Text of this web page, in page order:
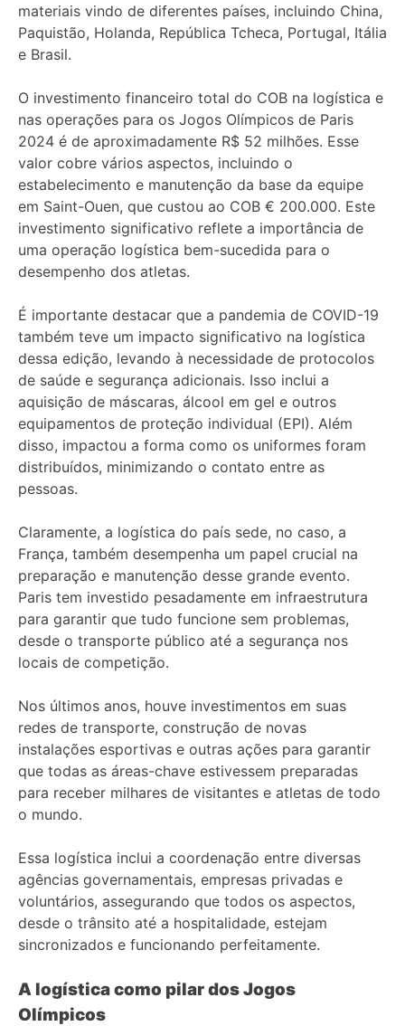
materiais vindo de diferentes países, incluindo China,
Paquistão, Holanda, República Tcheca, Portugal, Itália
e Brasil.
O investimento financeiro total do COB na logística e
nas operações para os Jogos Olímpicos de Paris
2024 é de aproximadamente R$ 52 milhões. Esse
valor cobre vários aspectos, incluindo o
estabelecimento e manutenção da base da equipe
em Saint-Ouen, que custou ao COB € 200.000. Este
investimento significativo reflete a importância de
uma operação logística bem-sucedida para o
desempenho dos atletas.
É importante destacar que a pandemia de COVID-19
também teve um impacto significativo na logística
dessa edição, levando à necessidade de protocolos
de saúde e segurança adicionais. Isso inclui a
aquisição de máscaras, álcool em gel e outros
equipamentos de proteção individual (EPI). Além
disso, impactou a forma como os uniformes foram
distribuídos, minimizando o contato entre as
pessoas.
Claramente, a logística do país sede, no caso, a
França, também desempenha um papel crucial na
preparação e manutenção desse grande evento.
Paris tem investido pesadamente em infraestrutura
para garantir que tudo funcione sem problemas,
desde o transporte público até a segurança nos
locais de competição.
Nos últimos anos, houve investimentos em suas
redes de transporte, construção de novas
instalações esportivas e outras ações para garantir
que todas as áreas-chave estivessem preparadas
para receber milhares de visitantes e atletas de todo
o mundo.
Essa logística inclui a coordenação entre diversas
agências governamentais, empresas privadas e
voluntários, assegurando que todos os aspectos,
desde o trânsito até a hospitalidade, estejam
sincronizados e funcionando perfeitamente.
A logística como pilar dos Jogos
Olímpicos